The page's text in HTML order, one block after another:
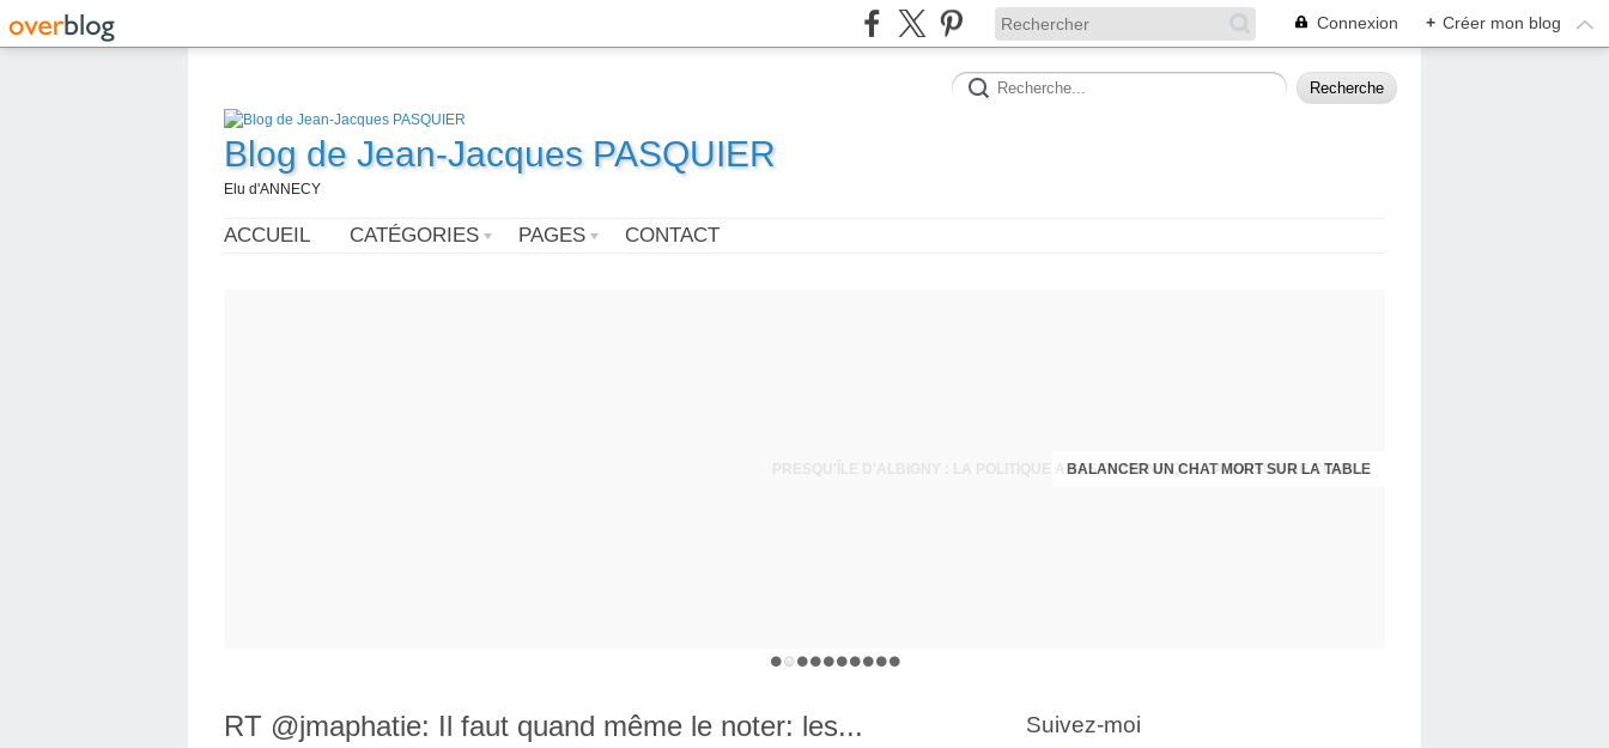
Connexion + Créer mon blog
Blog de Jean-Jacques PASQUIER
Elu d'ANNECY
ACCUEIL CATÉGORIES PAGES CONTACT
BALANCER UN CHAT MORT SUR LA TABLE
PRESQU'ÎLE D'ALBIGNY : LA POLITIQUE A SES RAISONS QUE LA RAISON NE CONNAIT POINT
RT @jmaphatie: Il faut quand même le noter: les... Suivez-moi